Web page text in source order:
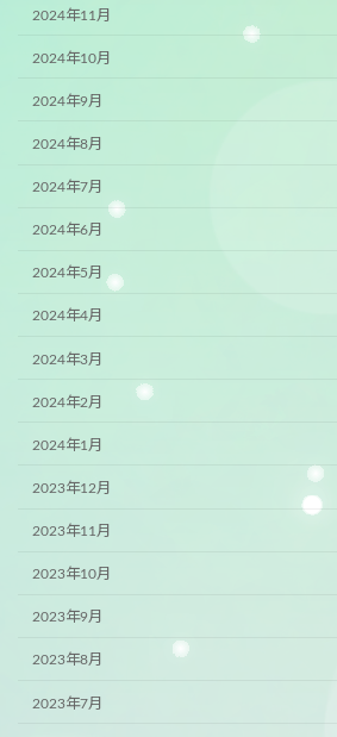
2024年11月
2024年10月
2024年9月
2024年8月
2024年7月
2024年6月
2024年5月
2024年4月
2024年3月
2024年2月
2024年1月
2023年12月
2023年11月
2023年10月
2023年9月
2023年8月
2023年7月